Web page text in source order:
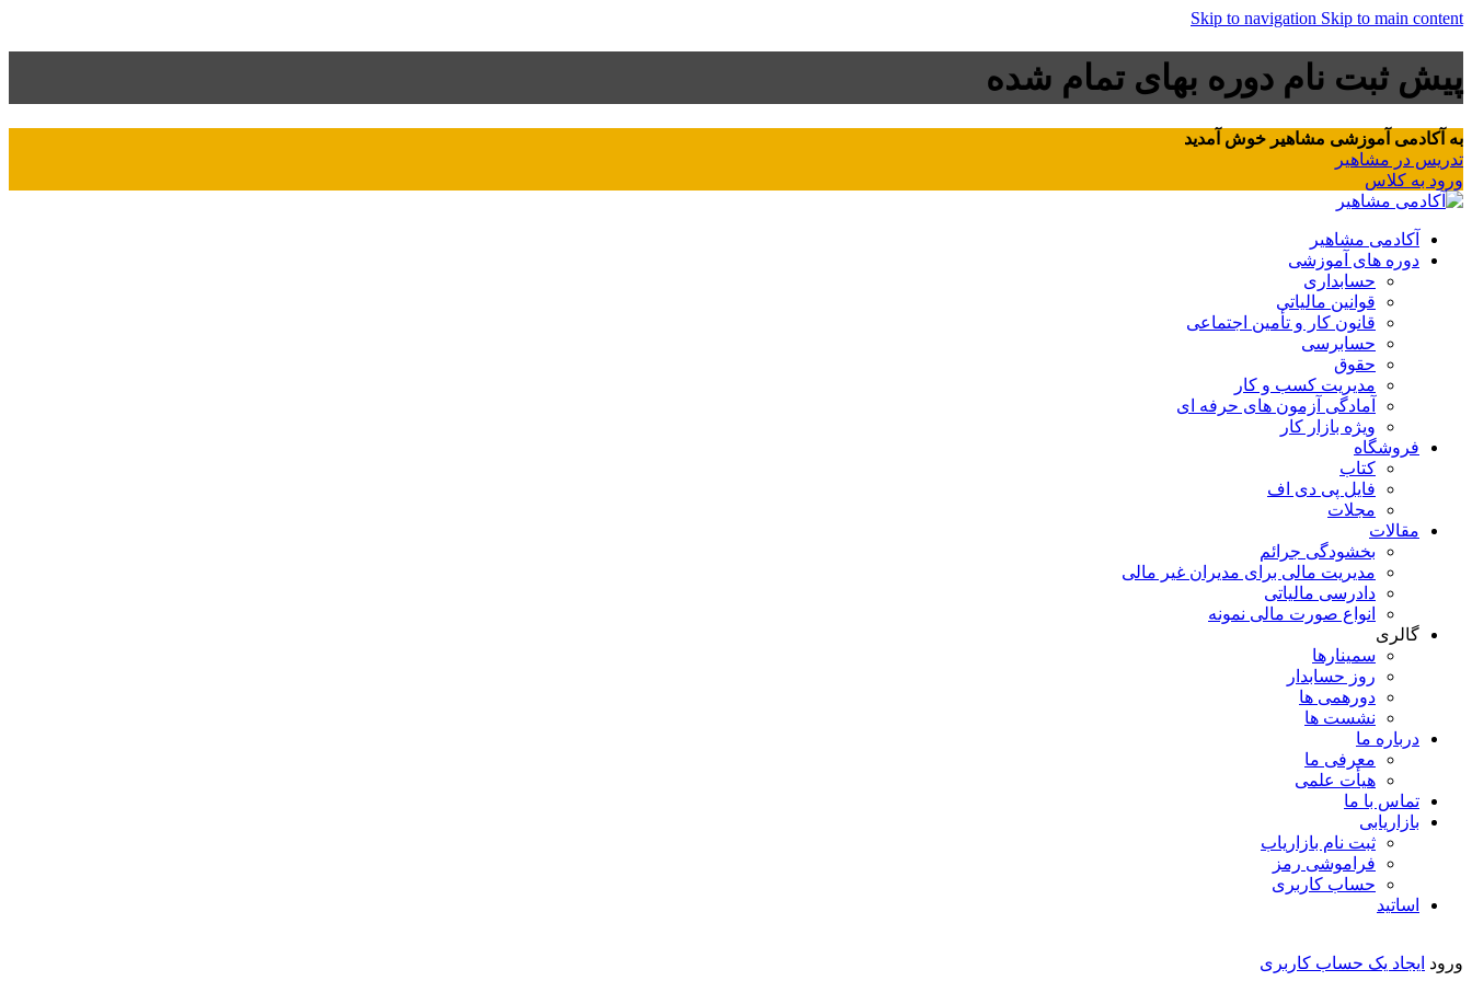
Skip to navigation Skip to main content
پیش ثبت نام دوره بهای تمام شده
به آکادمی آموزشی مشاهیر خوش آمدید
تدریس در مشاهیر
ورود به کلاس
آکادمی مشاهیر
دوره های آموزشی
حسابداری
قوانین مالیاتی
قانون کار و تأمین اجتماعی
حسابرسی
حقوق
مدیریت کسب و کار
آمادگی آزمون های حرفه ای
ویژه بازار کار
فروشگاه
کتاب
فایل پی دی اف
مجلات
مقالات
بخشودگی جرائم
مدیریت مالی برای مدیران غیر مالی
دادرسی مالیاتی
انواع صورت مالی نمونه
گالری
سمینارها
روز حسابدار
دورهمی ها
نشست ها
درباره ما
معرفی ما
هیأت علمی
تماس با ما
بازاریابی
ثبت نام بازاریاب
فراموشی رمز
حساب کاربری
اساتید
ورود ایجاد یک حساب کاربری